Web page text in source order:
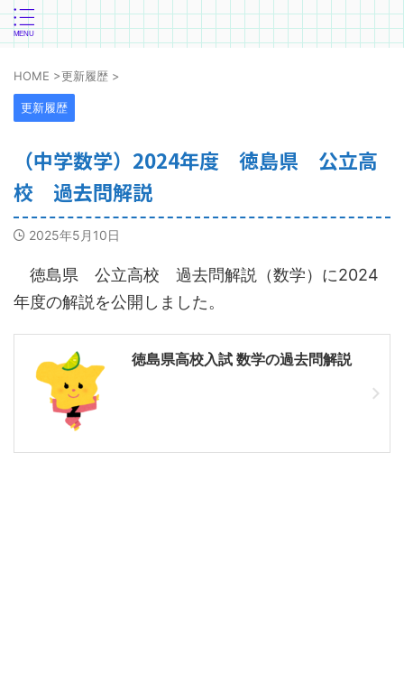
HOME >更新履歴 >
更新履歴
（中学数学）2024年度 徳島県 公立高
校 過去問解説
2025年5月10日
徳島県 公立高校 過去問解説（数学）に2024
年度の解説を公開しました。
徳島県高校入試 数学の過去問解説